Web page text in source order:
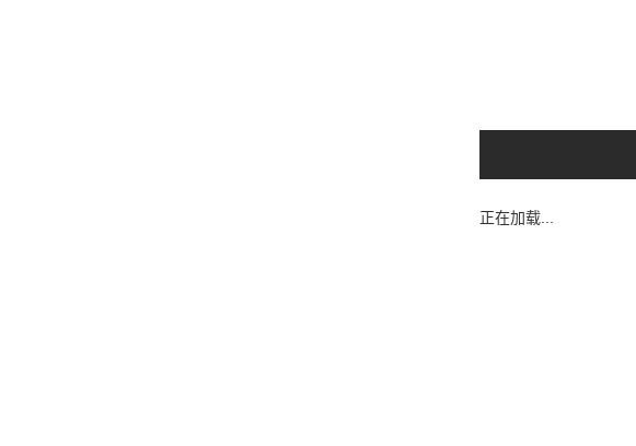
正在加载...